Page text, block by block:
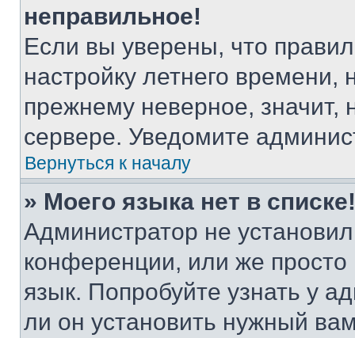
неправильное!
Если вы уверены, что
настройку летнего
прежнему неверное, значит,
сервере. Уведомите
Вернуться к началу
» Моего языка нет в списке!
Администратор не
конференции, или же
язык. Попробуйте узнать у
ли он установить нужный